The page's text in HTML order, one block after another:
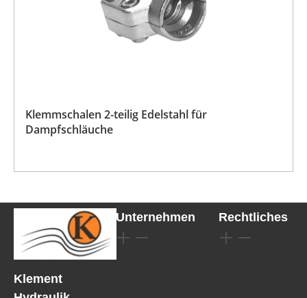
Klemmschalen 2-teilig Edelstahl für
Dampfschläuche
Klement
Unternehmen Rechtliches